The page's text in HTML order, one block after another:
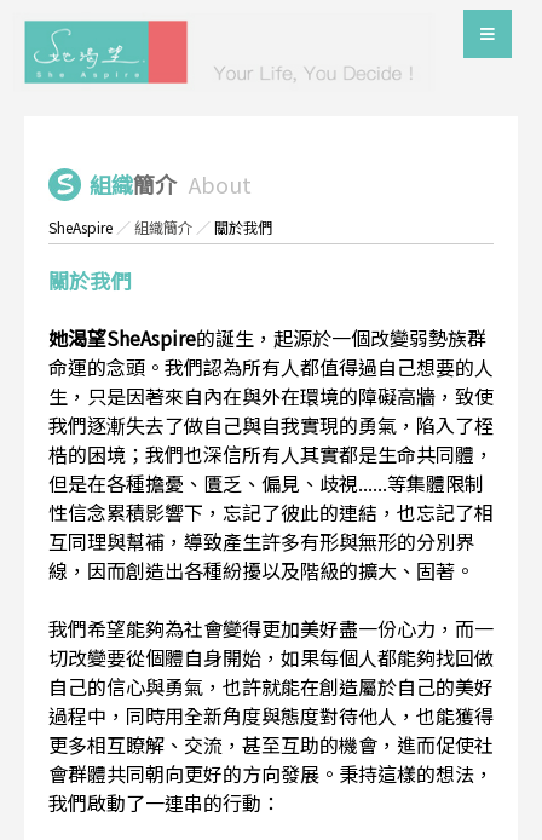
組織簡介 About
SheAspire ／組織簡介 ／關於我們
關於我們
她渴望SheAspire的誕生，起源於一個改變弱勢族群
命運的念頭。我們認為所有人都值得過自己想要的人
生，只是因著來自內在與外在環境的障礙高牆，致使
我們逐漸失去了做自己與自我實現的勇氣，陷入了桎
梏的困境；我們也深信所有人其實都是生命共同體，
但是在各種擔憂、匱乏、偏見、歧視......等集體限制
性信念累積影響下，忘記了彼此的連結，也忘記了相
互同理與幫補，導致產生許多有形與無形的分別界
線，因而創造出各種紛擾以及階級的擴大、固著。
我們希望能夠為社會變得更加美好盡一份心力，而一
切改變要從個體自身開始，如果每個人都能夠找回做
自己的信心與勇氣，也許就能在創造屬於自己的美好
過程中，同時用全新角度與態度對待他人，也能獲得
更多相互瞭解、交流，甚至互助的機會，進而促使社
會群體共同朝向更好的方向發展。秉持這樣的想法，
我們啟動了一連串的行動：